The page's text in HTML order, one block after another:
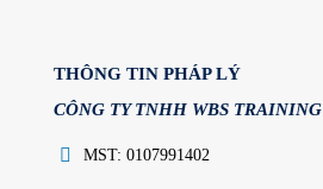
THÔNG TIN PHÁP LÝ
CÔNG TY TNHH WBS TRAINING
MST: 0107991402